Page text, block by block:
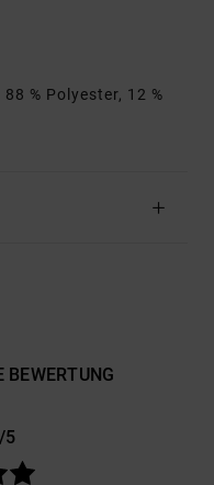
% Polyester, 12 %
BEWERTUNG
/5